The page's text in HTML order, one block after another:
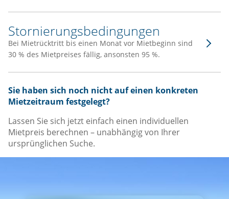
Stornierungsbedingungen
Bei Mietrücktritt bis einen Monat vor Mietbeginn sind
30 % des Mietpreises fällig, ansonsten 95 %.
Sie haben sich noch nicht auf einen konkreten
Mietzeitraum festgelegt?
Lassen Sie sich jetzt einfach einen individuellen
Mietpreis berechnen – unabhängig von Ihrer
ursprünglichen Suche.